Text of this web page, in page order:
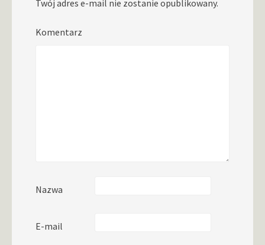
Twój adres e-mail nie zostanie opublikowany.
Komentarz
Nazwa
E-mail